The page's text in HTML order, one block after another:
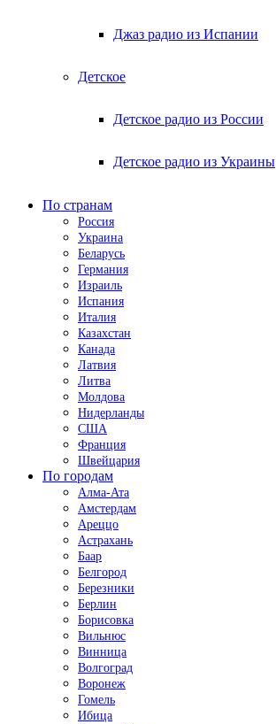
Джаз радио из Испании
Детское
Детское радио из России
Детское радио из Украины
По странам
Россия
Украина
Беларусь
Германия
Израиль
Испания
Италия
Казахстан
Канада
Латвия
Литва
Молдова
Нидерланды
США
Франция
Швейцария
По городам
Алма-Ата
Амстердам
Ареццо
Астрахань
Баар
Белгород
Березники
Берлин
Борисовка
Вильнюс
Винница
Волгоград
Воронеж
Гомель
Ибица